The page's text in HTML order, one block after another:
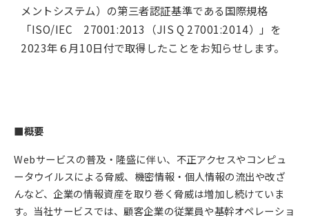
メントシステム）の第三者認証基準である国際規格
「ISO/IEC 27001:2013（JIS Q 27001:2014）」を
2023年６月10日付で取得したことをお知らせします。
■概要
Webサービスの普及・隆盛に伴い、不正アクセスやコンピュ
ータウイルスによる脅威、機密情報・個人情報の流出や改ざ
んなど、企業の情報資産を取り巻く脅威は増加し続けていま
す。当社サービスでは、顧客企業の従業員や基幹オペレーショ